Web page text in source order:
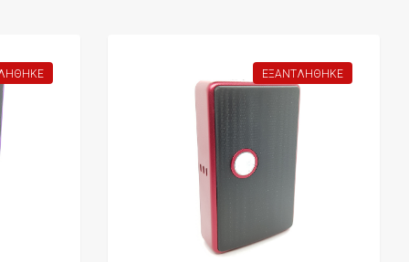
ΕΞΑΝΤΛΉΘΗΚΕ